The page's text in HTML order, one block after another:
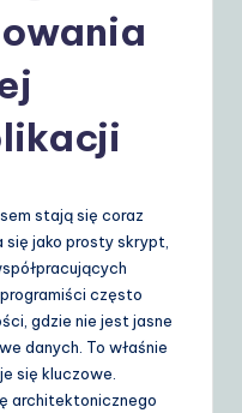
stają się coraz
się jako prosty skrypt,
często
gdzie nie jest jasne
danych. To właśnie
się kluczowe.
architektonicznego